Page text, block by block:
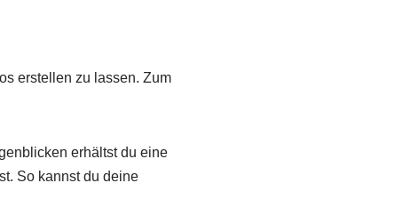
erstellen zu lassen. Zum
erhältst du eine
So kannst du deine